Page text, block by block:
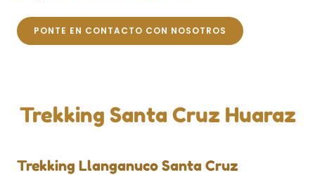
PONTE EN CONTACTO CON NOSOTROS
Trekking Santa Cruz Huaraz
Trekking Llanganuco Santa Cruz